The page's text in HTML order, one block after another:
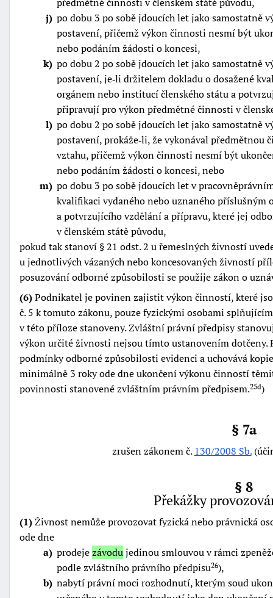
j po dobu 3 po sobě jdoucích let jako samostatně
postavení, přičemž výkon činnosti nesmí být
nebo podáním žádosti o koncesi,
k po dobu 2 po sobě jdoucích let jako samostatně
postavení, je‑li držitelem dokladu o dosažené
orgánem nebo institucí členského státu a
připravují pro výkon předmětné činnosti v
l po dobu 2 po sobě jdoucích let jako samostatně
postavení, prokáže‑li, že vykonával
vztahu, přičemž výkon činnosti nesmí být
nebo podáním žádosti o koncesi, nebo
m po dobu 3 po sobě jdoucích let v
kvalifikaci vydaného nebo uznaného příslušným
a potvrzujícího vzdělání a přípravu, které jej
v členském státě původu,
pokud tak stanoví § 21 odst. 2 u řemeslných živností
u jednotlivých vázaných nebo koncesovaných živností
posuzování odborné způsobilosti se použije zákon o
(6)Podnikatel je povinen zajistit výkon činností, které
č. 5 k tomuto zákonu, pouze fyzickými osobami
v této příloze stanoveny. Zvláštní právní předpisy
výkon určité živnosti nejsou tímto ustanovením dotčeny.
podmínky odborné způsobilosti evidenci a uchovává
minimálně 3 roky ode dne ukončení výkonu činností
povinnosti stanovené zvláštním právním předpisem.25d)
§ 7a
zrušen zákonem č. 130/2008 Sb.
§ 8
Překážky
(1)Živnost nemůže provozovat fyzická nebo právnická
ode dne
a prodejezávodujedinou smlouvou v rámci
podle zvláštního právního předpisu26),
b nabytí právní moci rozhodnutí, kterým soud